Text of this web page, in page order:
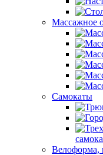
Массажное
Самокаты
Велоформа,